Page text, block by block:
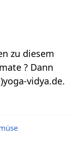
zu diesem
? Dann
vidya.de.